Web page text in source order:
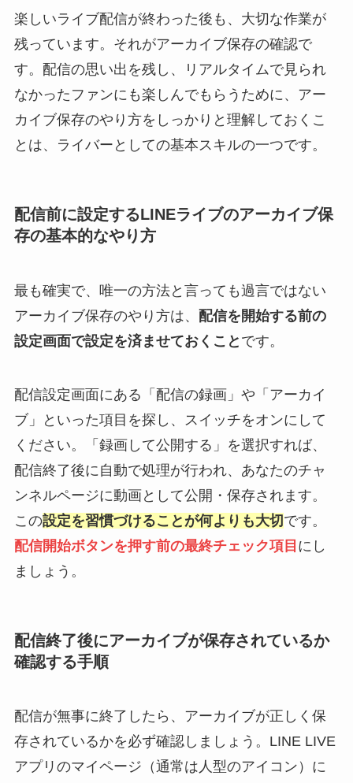
楽しいライブ配信が終わった後も、大切な作業が
残っています。それがアーカイブ保存の確認で
す。配信の思い出を残し、リアルタイムで見られ
なかったファンにも楽しんでもらうために、アー
カイブ保存のやり方をしっかりと理解しておくこ
とは、ライバーとしての基本スキルの一つです。
配信前に設定するLINEライブのアーカイブ保
存の基本的なやり方
最も確実で、唯一の方法と言っても過言ではない
アーカイブ保存のやり方は、 配信を開始する前の
設定画面で設定を済ませておくこと です。
配信設定画面にある「配信の録画」や「アーカイ
ブ」といった項目を探し、スイッチをオンにして
ください。「録画して公開する」を選択すれば、
配信終了後に自動で処理が行われ、あなたのチャ
ンネルページに動画として公開・保存されます。
この設定を習慣づけることが何よりも大切です。
配信開始ボタンを押す前の最終チェック項目 にし
ましょう。
配信終了後にアーカイブが保存されているか
確認する手順
配信が無事に終了したら、アーカイブが正しく保
存されているかを必ず確認しましょう。LINE LIVE
アプリのマイページ（通常は人型のアイコン）に